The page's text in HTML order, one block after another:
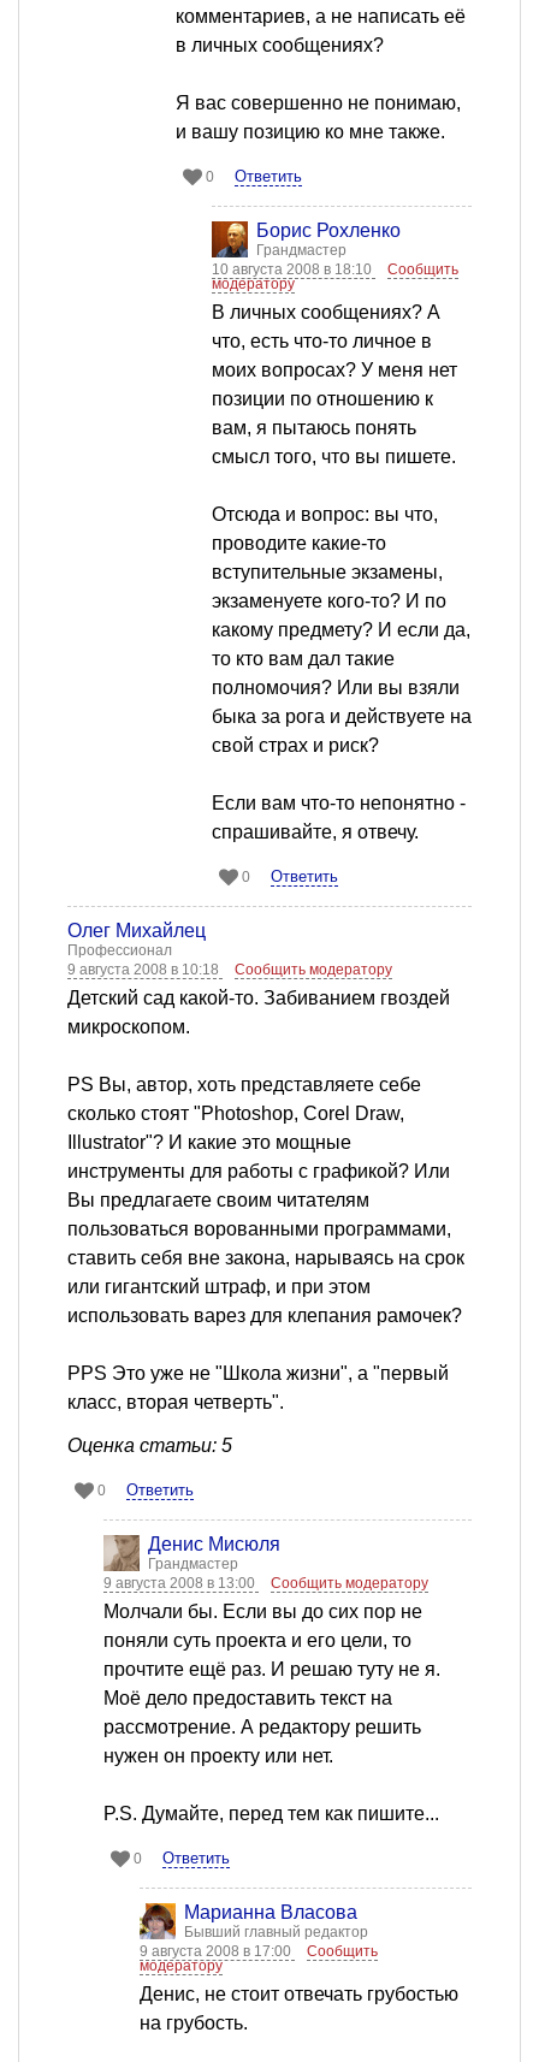
комментариев, а не написать её
в личных сообщениях?
Я вас совершенно не понимаю,
и вашу позицию ко мне также.
0 Ответить
Борис Рохленко
Грандмастер
10 августа 2008 в 18:10
Сообщить
модератору
В личных сообщениях? А
что, есть что-то личное в
моих вопросах? У меня нет
позиции по отношению к
вам, я пытаюсь понять
смысл того, что вы пишете.
Отсюда и вопрос: вы что,
проводите какие-то
вступительные экзамены,
экзаменуете кого-то? И по
какому предмету? И если да,
то кто вам дал такие
полномочия? Или вы взяли
быка за рога и действуете на
свой страх и риск?
Если вам что-то непонятно -
спрашивайте, я отвечу.
0 Ответить
Олег Михайлец
Профессионал
9 августа 2008 в 10:18
Сообщить модератору
Детский сад какой-то. Забиванием гвоздей
микроскопом.
PS Вы, автор, хоть представляете себе
сколько стоят "Photoshop, Corel Draw,
Illustrator"? И какие это мощные
инструменты для работы с графикой? Или
Вы предлагаете своим читателям
пользоваться ворованными программами,
ставить себя вне закона, нарываясь на срок
или гигантский штраф, и при этом
использовать варез для клепания рамочек?
PPS Это уже не "Школа жизни", а "первый
класс, вторая четверть".
Оценка статьи: 5
0 Ответить
Денис Мисюля
Грандмастер
9 августа 2008 в 13:00
Сообщить модератору
Молчали бы. Если вы до сих пор не
поняли суть проекта и его цели, то
прочтите ещё раз. И решаю туту не я.
Моё дело предоставить текст на
рассмотрение. А редактору решить
нужен он проекту или нет.
P.S. Думайте, перед тем как пишите...
0 Ответить
Марианна Власова
Бывший главный редактор
9 августа 2008 в 17:00
Сообщить
модератору
Денис, не стоит отвечать грубостью
на грубость.